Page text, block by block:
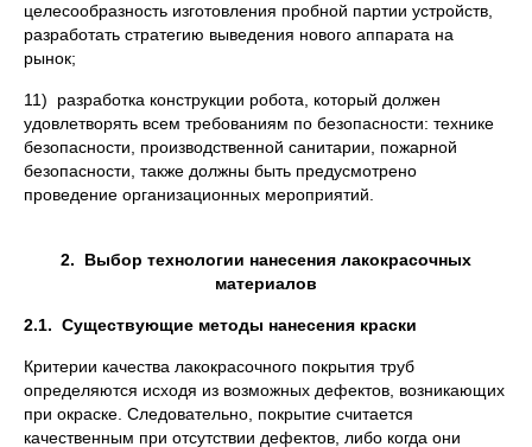
целесообразность изготовления пробной партии устройств,
разработать стратегию выведения нового аппарата на
рынок;
11) разработка конструкции робота, который должен
удовлетворять всем требованиям по безопасности: технике
безопасности, производственной санитарии, пожарной
безопасности, также должны быть предусмотрено
проведение организационных мероприятий.
2. Выбор технологии нанесения лакокрасочных
материалов
2.1. Существующие методы нанесения краски
Критерии качества лакокрасочного покрытия труб
определяются исходя из возможных дефектов, возникающих
при окраске. Следовательно, покрытие считается
качественным при отсутствии дефектов, либо когда они